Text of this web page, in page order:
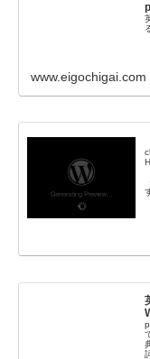
www.eigochigai.com